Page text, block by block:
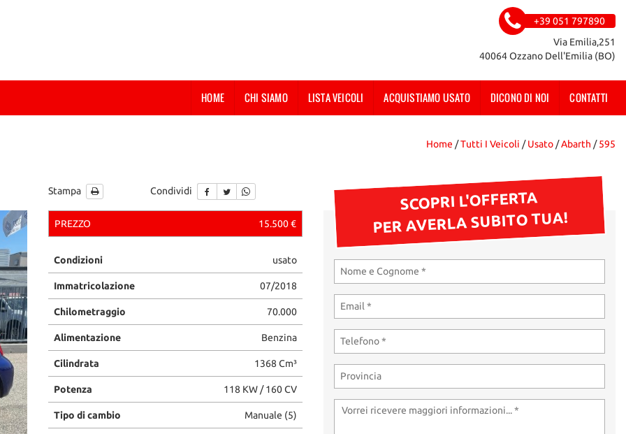
+39 051 797890
Via Emilia,251
40064 Ozzano Dell'Emilia (BO)
HOME CHI SIAMO LISTA VEICOLI ACQUISTIAMO USATO DICONO DI NOI CONTATTI
Home /Tutti I Veicoli /Usato /Abarth /595
Stampa Condividi
PREZZO 15.500 €
Condizioni usato
Immatricolazione 07/2018
Chilometraggio 70.000
Alimentazione Benzina
Cilindrata 1368 Cm³
Potenza 118 KW / 160 CV
Tipo di cambio Manuale (5)
SCOPRI L'OFFERTA
PER AVERLA SUBITO TUA!